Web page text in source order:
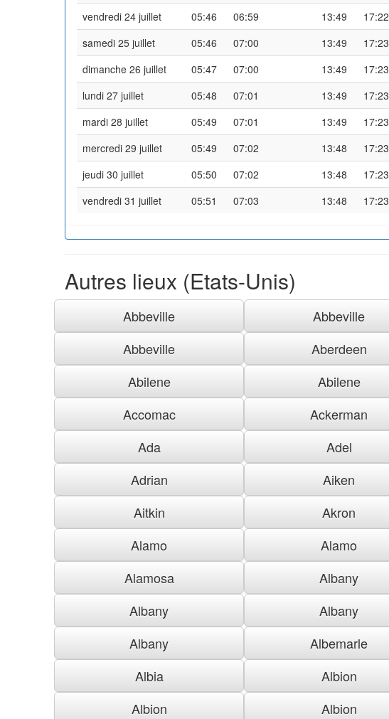
vendredi 24 juillet
05:46 06:59 13:49 17:22
samedi 25 juillet
05:46 07:00 13:49 17:23
dimanche 26 juillet
05:47 07:00 13:49 17:23
lundi 27 juillet
05:48 07:01 13:49 17:23
mardi 28 juillet
05:49 07:01 13:49 17:23
mercredi 29 juillet
05:49 07:02 13:48 17:23
jeudi 30 juillet
05:50 07:02 13:48 17:23
vendredi 31 juillet
05:51 07:03 13:48 17:23
Autres lieux (Etats-Unis)
Abbeville Abbeville
Abbeville
Aberdeen
Abilene
Abilene
Accomac
Ackerman
Ada
Adel
Adrian
Aiken
Aitkin
Akron
Alamo
Alamo
Alamosa
Albany
Albany
Albany
Albany
Albemarle
Albia
Albion
Albion
Albion